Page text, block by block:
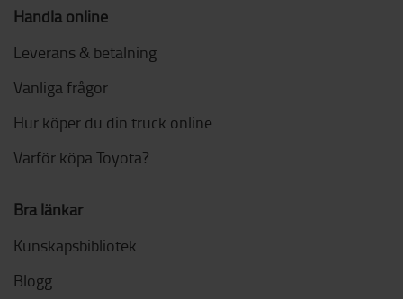
Handla online
Leverans & betalning
Vanliga frågor
Hur köper du din truck online
Varför köpa Toyota?
Bra länkar
Kunskapsbibliotek
Blogg